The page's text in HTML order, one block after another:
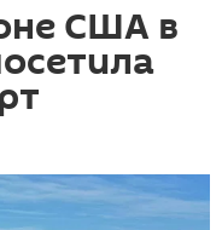
США в